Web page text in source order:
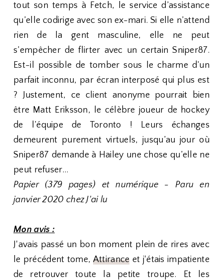
tout son temps à Fetch, le service d’assistance
qu’elle codirige avec son ex-mari. Si elle n’attend
rien de la gent masculine, elle ne peut
s’empêcher de flirter avec un certain Sniper87.
Est-il possible de tomber sous le charme d’un
parfait inconnu, par écran interposé qui plus est
? Justement, ce client anonyme pourrait bien
être Matt Eriksson, le célèbre joueur de hockey
de l’équipe de Toronto ! Leurs échanges
demeurent purement virtuels, jusqu’au jour où
Sniper87 demande à Hailey une chose qu’elle ne
peut refuser…
Papier (379 pages) et numérique - Paru en
janvier 2020 chez J'ai lu
Mon avis :
J'avais passé un bon moment plein de rires avec
le précédent tome, Attirance et j'étais impatiente
de retrouver toute la petite troupe. Et les